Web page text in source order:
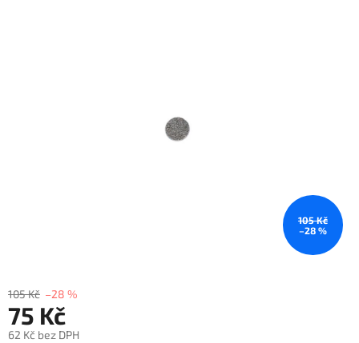
105 Kč
–28 %
105 Kč –28 %
75 Kč
62 Kč bez DPH